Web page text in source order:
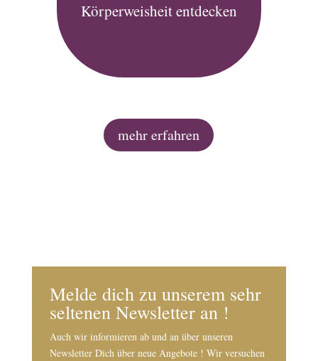
Körperweisheit entdecken
mehr erfahren
Melde dich zu unserem sehr
seltenen Newsletter an !
Auch wir informieren ab und an über unseren
Newsletter Dich über neue Angebote ! Wir versuchen